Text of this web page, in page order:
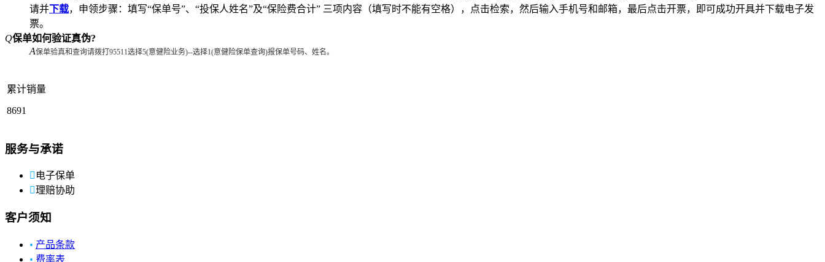
请并下载，申领步骤：填写“保单号”、“投保人姓名”及“保险费合计” 三项内容（填写时不能有空格），点击检索，然后输入手机号和邮箱，最后点击开票，即可成功开具并下载电子发
票。
Q保单如何验证真伪?
A保单验真和查询请拨打95511选择5(意健险业务)--选择1(意健险保单查询)报保单号码、姓名。
累计销量
8691
服务与承诺
 电子保单
理赔协助
客户须知
• 产品条款
• 费率表